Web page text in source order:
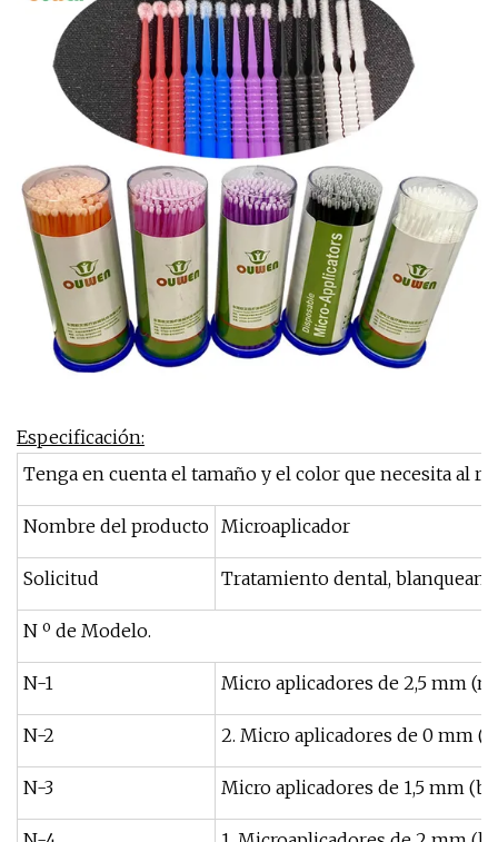
Especificación:
Tenga en cuenta el tamaño y el color que necesita al
Nombre del producto Microaplicador
Solicitud Tratamiento dental,
N º de Modelo.
N-1 Micro aplicadores de 2,5 mm
N-2 2. Micro aplicadores de 0 mm
N-3 Micro aplicadores de 1,5 mm